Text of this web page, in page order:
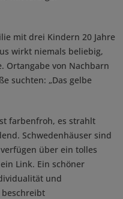
mit drei Kindern 20 Jahre
wirkt niemals beliebig,
Ortangabe von Nachbarn
suchten: „Das gelbe
farbenfroh, es strahlt
Schwedenhäuser sind
über ein tolles
Link. Ein schöner
und
beschreibt